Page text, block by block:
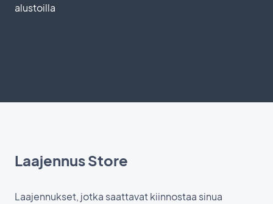
alustoilla
Laajennus Store
Laajennukset, jotka saattavat kiinnostaa sinua